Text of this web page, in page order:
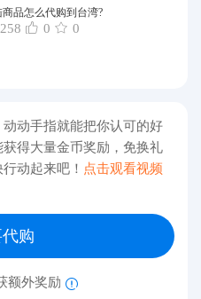
商品怎么代购到台湾?
258 0 0
动手指就能把你认可的好
得大量金币奖励，免换礼
动起来吧！ 点击观看视频
购
额外奖励